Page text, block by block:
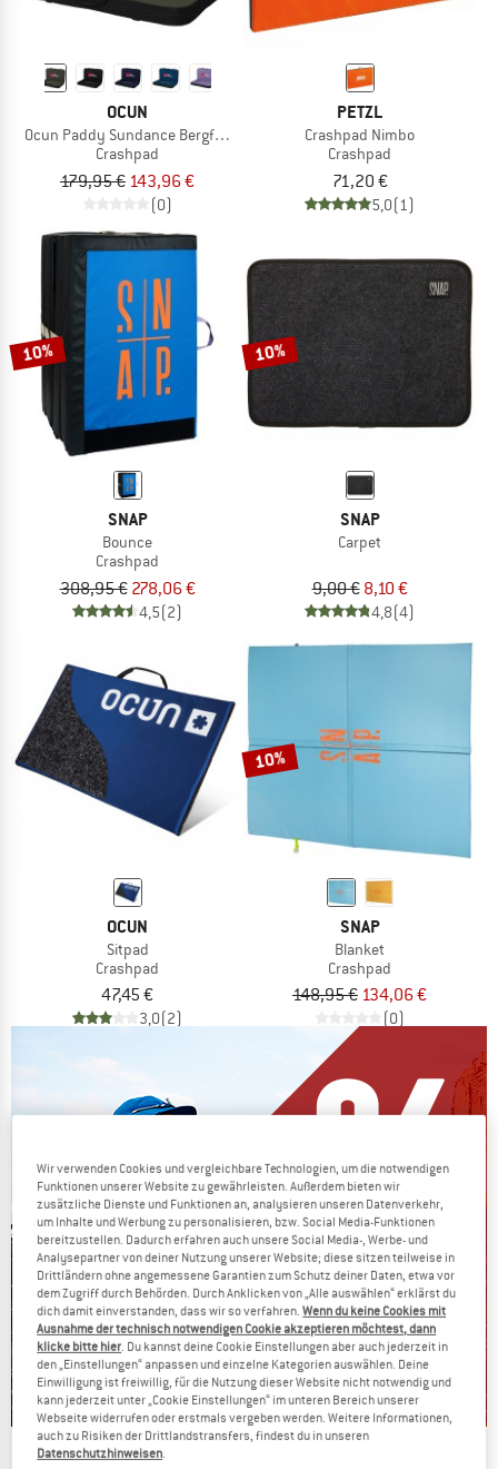
OCUN
Ocun Paddy Sundance Bergfreunde
Crashpad
179,95 € 143,96 €
(0)
PETZL
Crashpad Nimbo
Crashpad
71,20 €
5,0(1)
10%
SNAP
Bounce
Crashpad
308,95 € 278,06 €
4,5(2)
10%
SNAP
Carpet
9,00 € 8,10 €
4,8(4)
OCUN
Sitpad
Crashpad
47,45 €
3,0(2)
10%
SNAP
Blanket
Crashpad
148,95 € 134,06 €
(0)
Die Preise schmelzen
Wir verwenden Cookies und vergleichbare Technologien, um die notwendigen
Funktionen unserer Website zu gewährleisten. Außerdem bieten wir
zusätzliche Dienste und Funktionen an, analysieren unseren Datenverkehr,
um Inhalte und Werbung zu personalisieren, bzw. Social Media-Funktionen
bereitzustellen. Dadurch erfahren auch unsere Social Media-, Werbe- und
Analysepartner von deiner Nutzung unserer Website; diese sitzen teilweise in
Drittländern ohne angemessene Garantien zum Schutz deiner Daten, etwa vor
dem Zugriff durch Behörden. Durch Anklicken von „Alle auswählen“ erklärst du
dich damit einverstanden, dass wir so verfahren.Wenn du keine Cookies mit
Ausnahme der technisch notwendigen Cookie akzeptieren möchtest, dann
klicke bitte hier. Du kannst deine Cookie Einstellungen aber auch jederzeit in
den „Einstellungen“ anpassen und einzelne Kategorien auswählen. Deine
Einwilligung ist freiwillig, für die Nutzung dieser Website nicht notwendig und
kann jederzeit unter „Cookie Einstellungen“ im unteren Bereich unserer
Webseite widerrufen oder erstmals vergeben werden. Weitere Informationen,
auch zu Risiken der Drittlandstransfers, findest du in unseren
Datenschutzhinweisen.